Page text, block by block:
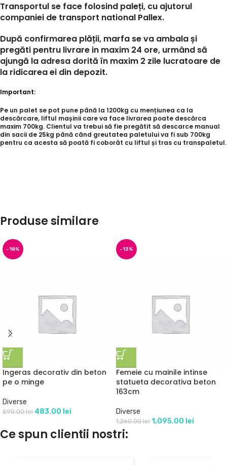
Transportul se face folosind paleți, cu ajutorul
companiei de transport national Pallex.
După confirmarea plății, marfa se va ambala și
pregăti pentru livrare in maxim 24 ore, urmând să
ajungă la adresa dorită în maxim 2 zile lucratoare de
la ridicarea ei din depozit.
Important:
Pe un palet se pot pune până la 1200kg cu mențiunea ca la
descărcare, liftul mașinii care va face livrarea poate descărca
maxim 700kg. Clientul va trebui să fie pregătit să descarce manual
din sacii de 25kg până când greutatea paletului va fi sub 700kg
pentru ca acesta să poată fi coborât cu liftul și tras cu transpaletul.
Produse similare
-18%
Ingeras decorativ din beton
pe o minge
Diverse
590.00lei 483.00 lei
-13%
Femeie cu mainile intinse
statueta decorativa beton
163cm
Diverse
1,260.00lei 1,095.00 lei
Ce spun clientii nostri: